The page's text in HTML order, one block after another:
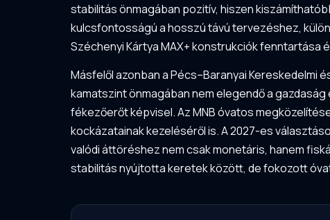
stabilitás önmagában pozitív, hiszen
kulcsfontosságú a hosszú távú tervezéshez,
Széchenyi Kártya MAX+ konstrukciók
Másfelől azonban a Pécs–Baranyai Kereskedelmi
kamatszint önmagában nem elegendő a
fékezőerőt képvisel. Az MNB óvatos
kockázatainak kezeléséről is. A 2027-es
valódi áttöréshez nem csak monetáris, hanem
stabilitás nyújtotta keretek között, de fokozott